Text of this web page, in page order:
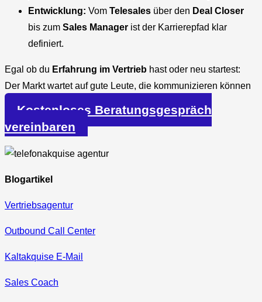
Entwicklung: Vom Telesales über den Deal Closer
bis zum Sales Manager ist der Karrierepfad klar
definiert.
Egal ob du Erfahrung im Vertrieb hast oder neu startest:
Der Markt wartet auf gute Leute, die kommunizieren können
Kostenloses Beratungsgespräch
vereinbaren
Blogartikel
Vertriebsagentur
Outbound Call Center
Kaltakquise E-Mail
Sales Coach